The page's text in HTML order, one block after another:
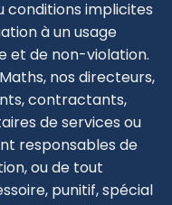
conditions implicites
à un usage
et de non-violation.
nos directeurs,
contractants,
de services ou
responsables de
ou de tout
punitif, spécial